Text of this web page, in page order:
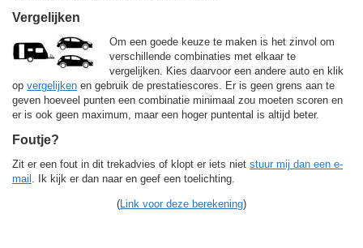
Vergelijken
Om een goede keuze te maken is het zinvol om
verschillende combinaties met elkaar te
vergelijken. Kies daarvoor een andere auto en klik
op vergelijken en gebruik de prestatiescores. Er is geen grens aan te
geven hoeveel punten een combinatie minimaal zou moeten scoren en
er is ook geen maximum, maar een hoger puntental is altijd beter.
Foutje?
Zit er een fout in dit trekadvies of klopt er iets niet stuur mij dan een e-
mail
. Ik kijk er dan naar en geef een toelichting.
( Link voor deze berekening)